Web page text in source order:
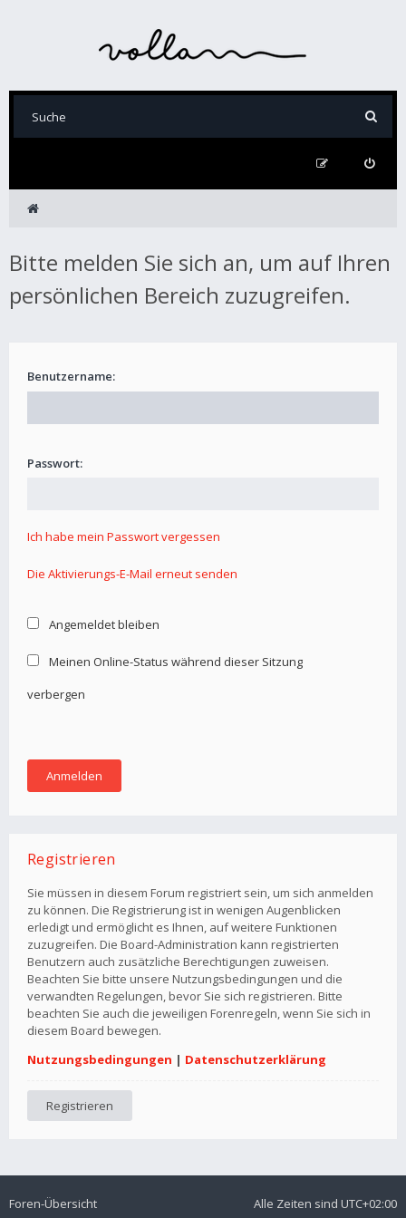
Bitte melden Sie sich an, um auf Ihren
persönlichen Bereich zuzugreifen.
Benutzername:
Passwort:
Ich habe mein Passwort vergessen
Die Aktivierungs-E-Mail erneut senden
Angemeldet bleiben
Meinen Online-Status während dieser Sitzung
verbergen
Registrieren
Sie müssen in diesem Forum registriert sein, um sich anmelden
zu können. Die Registrierung ist in wenigen Augenblicken
erledigt und ermöglicht es Ihnen, auf weitere Funktionen
zuzugreifen. Die Board-Administration kann registrierten
Benutzern auch zusätzliche Berechtigungen zuweisen.
Beachten Sie bitte unsere Nutzungsbedingungen und die
verwandten Regelungen, bevor Sie sich registrieren. Bitte
beachten Sie auch die jeweiligen Forenregeln, wenn Sie sich in
diesem Board bewegen.
Nutzungsbedingungen | Datenschutzerklärung
Registrieren
Foren-Übersicht Alle Zeiten sind UTC+02:00